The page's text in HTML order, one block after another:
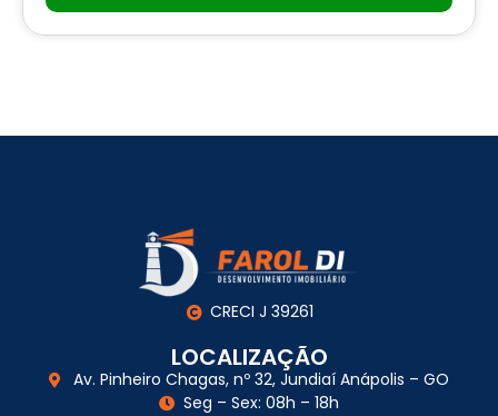
CRECI J 39261
LOCALIZAÇÃO
Av. Pinheiro Chagas, nº 32, Jundiaí Anápolis – GO
Seg – Sex: 08h – 18h